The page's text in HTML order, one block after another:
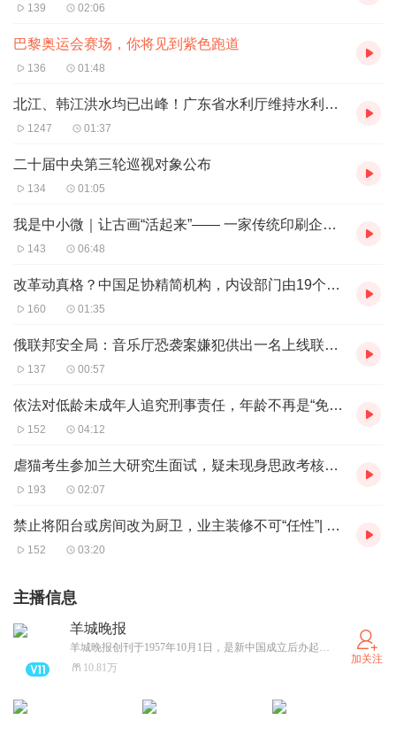
139 02:06
巴黎奥运会赛场，你将见到紫色跑道
136 01:48
北江、韩江洪水均已出峰！广东省水利厅维持水利防汛Ⅳ级应急响应
1247 01:37
二十届中央第三轮巡视对象公布
134 01:05
我是中小微｜让古画“活起来”—— 一家传统印刷企业的数字化转型启示
143 06:48
改革动真格？中国足协精简机构，内设部门由19个压缩至14个
160 01:35
俄联邦安全局：音乐厅恐袭案嫌犯供出一名上线联络人
137 00:57
依法对低龄未成年人追究刑事责任，年龄不再是“免诉金牌”| 时评
152 04:12
虐猫考生参加兰大研究生面试，疑未现身思政考核环节
193 02:07
禁止将阳台或房间改为厨卫，业主装修不可“任性”| 时评
152 03:20
主播信息
羊城晚报
羊城晚报创刊于1957年10月1日，是新中国成立后办起的第一张大型综合性晚报，是广东省委主管主办的省级党报，深耕岭南，辐射全国至海外，曾有百万级发行量。2003年羊城晚报位列全球日报发行量20强。如今，羊城晚报已经发展成为集报纸、网站、客户端为一体的全媒体传播平台，2020年融合传播力指数综合得分在所有省级报纸中排名第三。
10.81万
加关注